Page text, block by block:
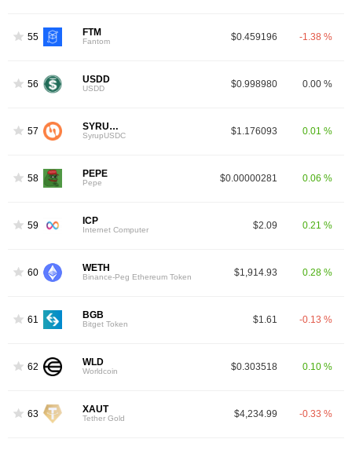
55 FTM
Fantom $0.459196 -1.38 %
56 USDD
USDD $0.998980 0.00 %
57 SYRUPUSDC
SyrupUSDC $1.176093 0.01 %
58 PEPE
Pepe $0.00000281 0.06 %
59 ICP
Internet Computer $2.09 0.21 %
60 WETH
Binance-Peg Ethereum Token $1,914.93 0.28 %
61 BGB
Bitget Token $1.61 -0.13 %
62 WLD
Worldcoin $0.303518 0.10 %
63 XAUT
Tether Gold $4,234.99 -0.33 %